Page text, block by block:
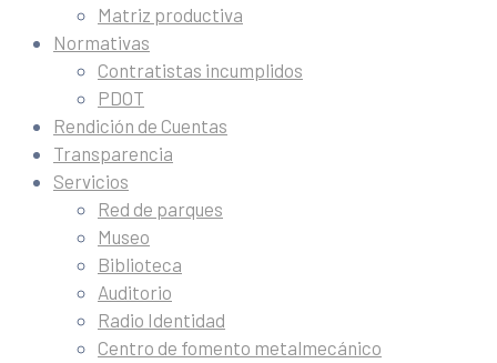
Matriz productiva
Normativas
Contratistas incumplidos
PDOT
Rendición de Cuentas
Transparencia
Servicios
Red de parques
Museo
Biblioteca
Auditorio
Radio Identidad
Centro de fomento metalmecánico